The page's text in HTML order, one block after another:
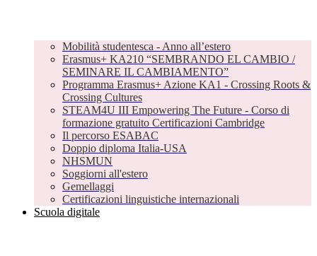
Mobilità studentesca - Anno all’estero
Erasmus+ KA210 “SEMBRANDO EL CAMBIO /
SEMINARE IL CAMBIAMENTO”
Programma Erasmus+ Azione KA1 - Crossing Roots &
Crossing Cultures
STEAM4U III Empowering The Future - Corso di
formazione gratuito Certificazioni Cambridge
Il percorso ESABAC
Doppio diploma Italia-USA
NHSMUN
Soggiorni all'estero
Gemellaggi
Certificazioni linguistiche internazionali
Scuola digitale